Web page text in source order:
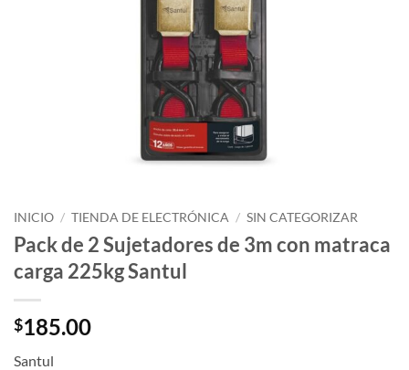
INICIO / TIENDA DE ELECTRÓNICA / SIN CATEGORIZAR
Pack de 2 Sujetadores de 3m con matraca
carga 225kg Santul
$185.00
Santul